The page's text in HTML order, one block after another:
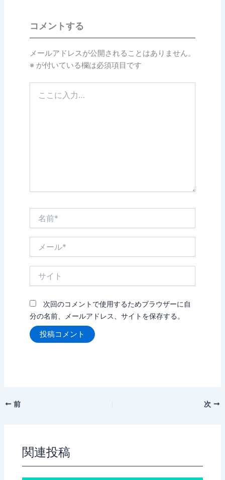
コメントする
メールアドレスが公開されることはありません。
※が付いている欄は必須項目です
次回のコメントで使用するためブラウザーに自
分の名前、メールアドレス、サイトを保存する。
前 次
関連投稿